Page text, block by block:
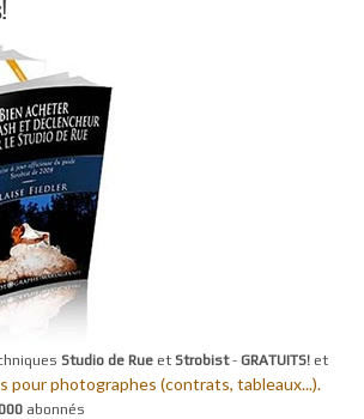
Studio de Rue et Strobist- GRATUITS! et
pour photographes (contrats, tableaux...).
abonnés